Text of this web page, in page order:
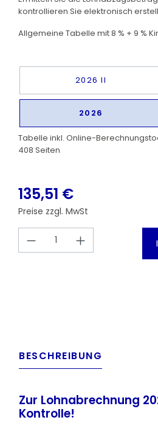
kontrollieren Sie elektronisch
Allgemeine Tabelle mit 8 % + 9 %
2026 II
2026
Tabelle inkl. Online-
408 Seiten
135,51 €
Preise zzgl. MwSt
Produkt Anzahl:
BESCHREIBUNG
Zur Lohnabrechnung
Kontrolle!